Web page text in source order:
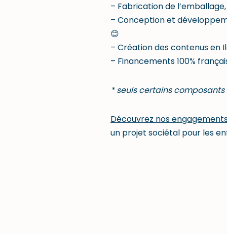
– Fabrication de
– Conception et
😊
– Création des contenus
– Financements 100%
* seuls certains composants
Découvrez nos
un projet sociétal pour les